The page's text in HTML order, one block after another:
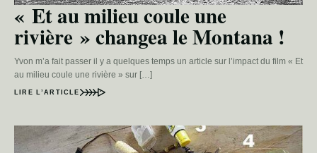
« Et au milieu coule une
rivière » changea le Montana !
Yvon m’a fait passer il y a quelques temps un article sur l’impact du film « Et
au milieu coule une rivière » sur […]
LIRE L’ARTICLE